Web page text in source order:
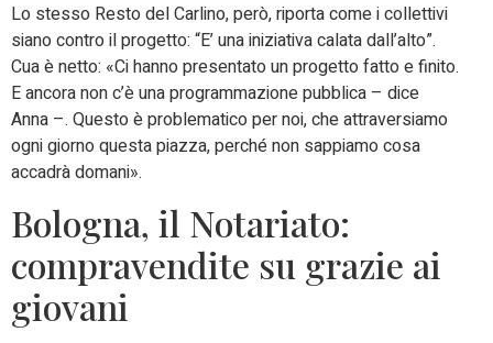
Lo stesso Resto del Carlino, però, riporta come i collettivi
siano contro il progetto: “E’ una iniziativa calata dall’alto”.
Cua è netto: «Ci hanno presentato un progetto fatto e finito.
E ancora non c’è una programmazione pubblica – dice
Anna –. Questo è problematico per noi, che attraversiamo
ogni giorno questa piazza, perché non sappiamo cosa
accadrà domani».
Bologna, il Notariato:
compravendite su grazie ai
giovani